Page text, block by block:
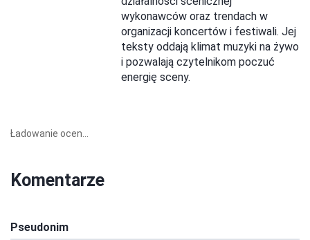
wykonawców oraz trendach w
organizacji koncertów i festiwali. Jej
teksty oddają klimat muzyki na żywo
i pozwalają czytelnikom poczuć
energię sceny.
Ładowanie ocen...
Komentarze
Pseudonim